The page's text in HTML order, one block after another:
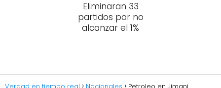
Eliminaran 33
partidos por no
alcanzar el 1%